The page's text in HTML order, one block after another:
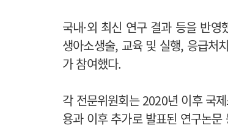
국내·외 최신 연구 결과 등을 반
생아소생술, 교육 및 실행, 응급처
가 참여했다.
각 전문위원회는 2020년 이후 국
용과 이후 추가로 발표된 연구논